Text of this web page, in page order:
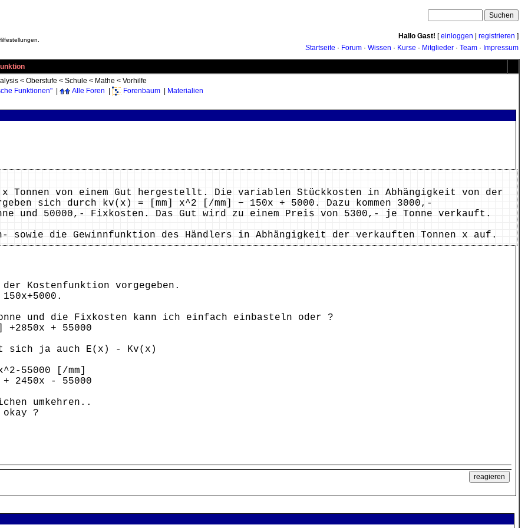
Hallo Gast! [einloggen registrieren ]
Startseite · Forum · Wissen · Kurse · Mitglieder · Team · Impressum
< Oberstufe < Schule < Mathe < Vorhilfe
Funktionen"
Alle Foren Forenbaum Materialien
x Tonnen von einem Gut hergestellt. Die variablen Stückkosten in Abhängigkeit von der
sich durch kv(x) = [mm] x^2 [/mm] − 150x + 5000. Dazu kommen 3000,-
und 50000,- Fixkosten. Das Gut wird zu einem Preis von 5300,- je Tonne verkauft.
sowie die Gewinnfunktion des Händlers in Abhängigkeit der verkauften Tonnen x auf.
Kostenfunktion vorgegeben.
und die Fixkosten kann ich einfach einbasteln oder ?
+2850x + 55000
sich ja auch E(x) - Kv(x)
55000 [/mm]
- 55000
umkehren..
?